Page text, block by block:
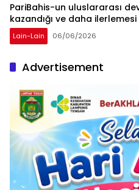
PariBahis-un uluslararası
kazandığı ve daha
Lain-Lain 06/06/2026
Advertisement